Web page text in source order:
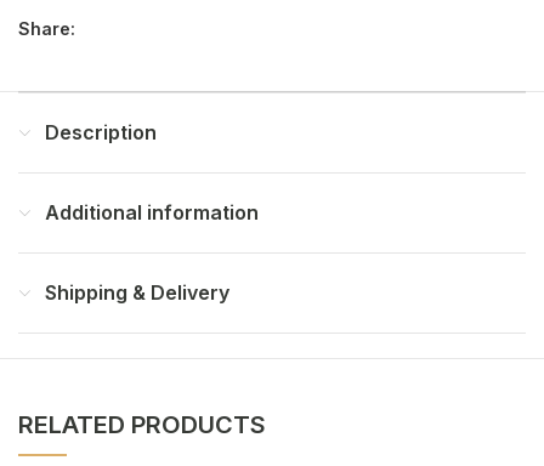
Share:
Description
Additional information
Shipping & Delivery
RELATED PRODUCTS